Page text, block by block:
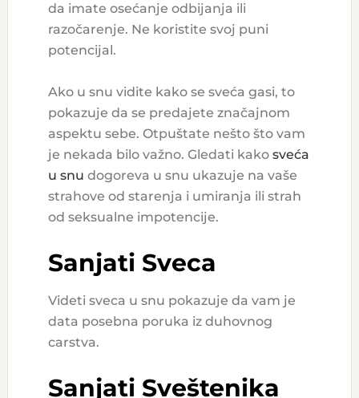
da imate osećanje odbijanja ili
razočarenje. Ne koristite svoj puni
potencijal.
Ako u snu vidite kako se sveća gasi, to
pokazuje da se predajete značajnom
aspektu sebe. Otpuštate nešto što vam
je nekada bilo važno. Gledati kako sveća
u snu dogoreva u snu ukazuje na vaše
strahove od starenja i umiranja ili strah
od seksualne impotencije.
Sanjati Sveca
Videti sveca u snu pokazuje da vam je
data posebna poruka iz duhovnog
carstva.
Sanjati Sveštenika